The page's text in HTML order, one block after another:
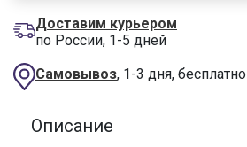
Доставим курьером
по России, 1-5 дней
Самовывоз, 1-3 дня, бесплатно
Описание